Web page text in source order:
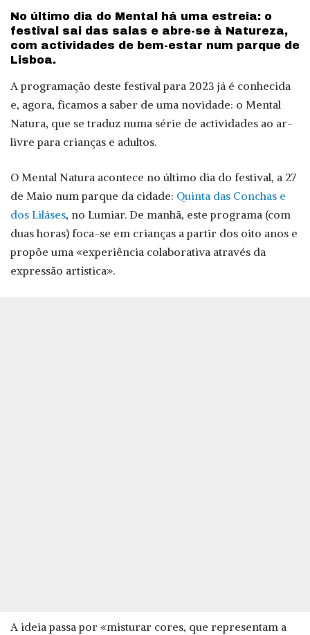
No último dia do Mental há uma estreia: o
festival sai das salas e abre-se à Natureza,
com actividades de bem-estar num parque de
Lisboa.
A programação deste festival para 2023 já é conhecida
e, agora, ficamos a saber de uma novidade: o Mental
Natura, que se traduz numa série de actividades ao ar-
livre para crianças e adultos.
O Mental Natura acontece no último dia do festival, a 27
de Maio num parque da cidade: Quinta das Conchas e
dos Liláses, no Lumiar. De manhã, este programa (com
duas horas) foca-se em crianças a partir dos oito anos e
propõe uma «experiência colaborativa através da
expressão artística».
A ideia passa por «misturar cores, que representam a